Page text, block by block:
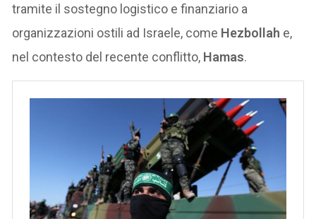
tramite il sostegno logistico e finanziario a
organizzazioni ostili ad Israele, come Hezbollah e,
nel contesto del recente conflitto, Hamas.